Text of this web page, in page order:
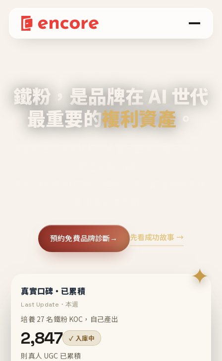
鐵粉，是品牌在 AI 世代
最重要的複利資產 。
預約免費品牌診斷→ 先看成功故事 →
✦
真實口碑・已累積
Last Update・本週
培養 27 名鐵粉 KOC，自己產出
2,847 ✓ 入庫中
則真人 UGC 已累積